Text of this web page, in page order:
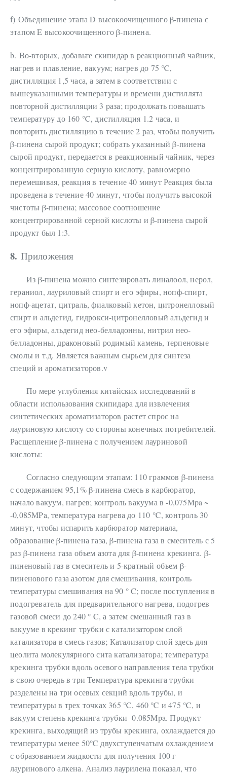
f) Объединение этапа D высокоочищенного β-пинена с
этапом E высокоочищенного β-пинена.
b. Во-вторых, добавьте скипидар в реакционный чайник,
нагрев и плавление, вакуум; нагрев до 75 ℃,
дистилляция 1,5 часа, а затем в соответствии с
вышеуказанными температуры и времени дистиллята
повторной дистилляции 3 раза; продолжать повышать
температуру до 160 ℃, дистилляция 1.2 часа, и
повторить дистилляцию в течение 2 раз, чтобы получить
β-пинена сырой продукт; собрать указанный β-пинена
сырой продукт, передается в реакционный чайник, через
концентрированную серную кислоту, равномерно
перемешивая, реакция в течение 40 минут Реакция была
проведена в течение 40 минут, чтобы получить высокой
чистоты β-пинена; массовое соотношение
концентрированной серной кислоты и β-пинена сырой
продукт был 1:3.
8. Приложения
Из β-пинена можно синтезировать линалоол, нерол,
гераниол, лауриловый спирт и его эфиры, нопф-спирт,
нопф-ацетат, цитраль, фиалковый кетон, цитронелловый
спирт и альдегид, гидрокси-цитронелловый альдегид и
его эфиры, альдегид нео-белладонны, нитрил нео-
белладонны, драконовый родимый камень, терпеновые
смолы и т.д. Является важным сырьем для синтеза
специй и ароматизаторов.v
По мере углубления китайских исследований в
области использования скипидара для извлечения
синтетических ароматизаторов растет спрос на
лауриновую кислоту со стороны конечных потребителей.
Расщепление β-пинена с получением лауриновой
кислоты:
Согласно следующим этапам: 110 граммов β-пинена
с содержанием 95,1% β-пинена смесь в карбюратор,
начало вакуум, нагрев; контроль вакуума в -0,075Mpa ~
-0,085MPa, температура нагрева до 110 ℃, контроль 30
минут, чтобы испарить карбюратор материала,
образование β-пинена газа, β-пинена газа в смеситель с 5
раз β-пинена газа объем азота для β-пинена крекинга. β-
пиненовый газ в смеситель и 5-кратный объем β-
пиненового газа азотом для смешивания, контроль
температуры смешивания на 90 ° C; после поступления в
подогреватель для предварительного нагрева, подогрев
газовой смеси до 240 ° C, а затем смешанный газ в
вакууме в крекинг трубки с катализатором слой
катализатора в смесь газов; Катализатор слой здесь для
цеолита молекулярного сита катализатора; температура
крекинга трубки вдоль осевого направления тела трубки
в свою очередь в три Температура крекинга трубки
разделены на три осевых секций вдоль трубы, и
температуры в трех точках 365 ℃, 460 ℃ и 475 ℃, и
вакуум степень крекинга трубки -0.085Mpa. Продукт
крекинга, выходящий из трубы крекинга, охлаждается до
температуры менее 50℃ двухступенчатым охлаждением
с образованием жидкости для получения 100 г
лауринового алкена. Анализ лаурилена показал, что